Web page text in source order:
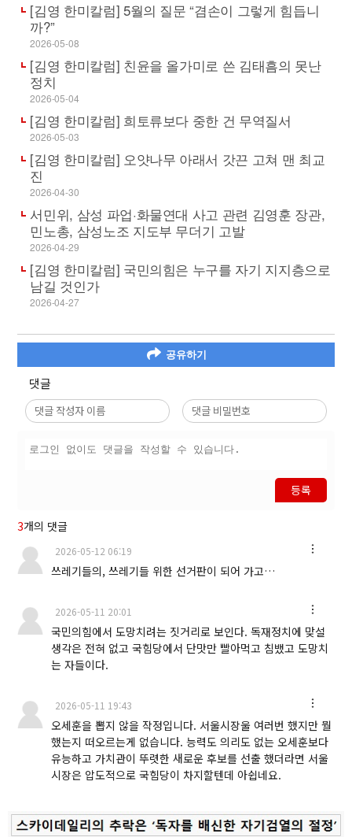
[김영 한미칼럼] 5월의 질문 “겸손이 그렇게 힘듭니
까?”
2026-05-08
[김영 한미칼럼] 친윤을 올가미로 쓴 김태흠의 못난
정치
2026-05-04
[김영 한미칼럼] 희토류보다 중한 건 무역질서
2026-05-03
[김영 한미칼럼] 오얏나무 아래서 갓끈 고쳐 맨 최교
진
2026-04-30
서민위, 삼성 파업·화물연대 사고 관련 김영훈 장관,
민노총, 삼성노조 지도부 무더기 고발
2026-04-29
[김영 한미칼럼] 국민의힘은 누구를 자기 지지층으로
남길 것인가
2026-04-27
공유하기
댓글
등록
3개의 댓글
2026-05-12 06:19
쓰레기들의, 쓰레기들 위한 선거판이 되어 가고…
2026-05-11 20:01
국민의힘에서 도망치려는 짓거리로 보인다. 독재정치에 맞설
생각은 전혀 없고 국힘당에서 단맛만 빨아먹고 침뱄고 도망치
는 자들이다.
2026-05-11 19:43
오세훈을 뽑지 않을 작정입니다. 서울시장울 여러번 했지만 뭘
했는지 떠오르는게 없습니다. 능력도 의리도 없는 오세훈보다
유능하고 가치관이 뚜렷한 새로운 후보를 선출 했더라면 서울
시장은 압도적으로 국힘당이 차지할텐데 아쉽네요.